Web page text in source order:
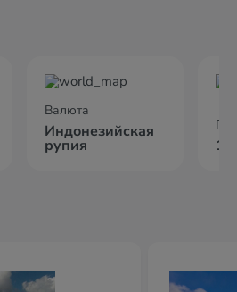
Валюта
Индонезийская
рупия